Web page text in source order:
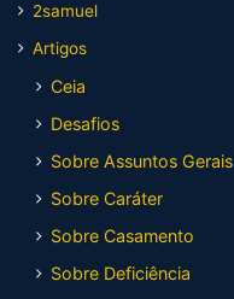
2samuel
Artigos
Ceia
Desafios
Sobre Assuntos Gerais
Sobre Caráter
Sobre Casamento
Sobre Deficiência